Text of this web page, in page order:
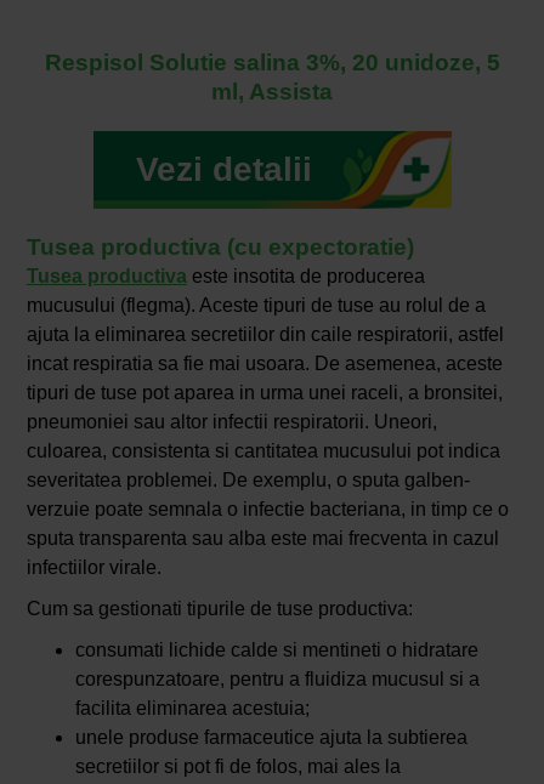
Respisol Solutie salina 3%, 20 unidoze, 5
ml, Assista
Vezi detalii
Tusea productiva (cu expectoratie)
Tusea productiva este insotita de producerea
mucusului (flegma). Aceste tipuri de tuse au rolul de a
ajuta la eliminarea secretiilor din caile respiratorii, astfel
incat respiratia sa fie mai usoara. De asemenea, aceste
tipuri de tuse pot aparea in urma unei raceli, a bronsitei,
pneumoniei sau altor infectii respiratorii. Uneori,
culoarea, consistenta si cantitatea mucusului pot indica
severitatea problemei. De exemplu, o sputa galben-
verzuie poate semnala o infectie bacteriana, in timp ce o
sputa transparenta sau alba este mai frecventa in cazul
infectiilor virale.
Cum sa gestionati tipurile de tuse productiva:
consumati lichide calde si mentineti o hidratare
corespunzatoare, pentru a fluidiza mucusul si a
facilita eliminarea acestuia;
unele produse farmaceutice ajuta la subtierea
secretiilor si pot fi de folos, mai ales la